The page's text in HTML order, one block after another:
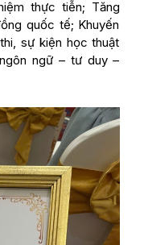
thực tiễn; Tăng
quốc tế; Khuyến
sự kiện học thuật
ngữ – tư duy –